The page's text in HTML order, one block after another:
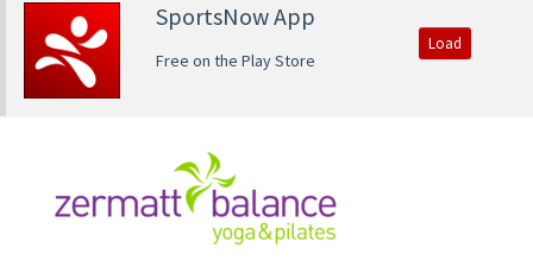
SportsNow App
Free on the Play Store
Load